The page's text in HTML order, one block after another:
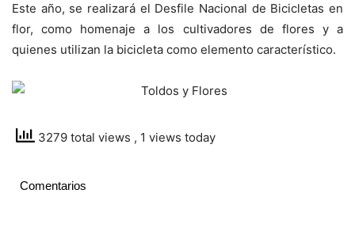
Este año, se realizará el Desfile Nacional de Bicicletas en
flor, como homenaje a los cultivadores de flores y a
quienes utilizan la bicicleta como elemento característico.
3279 total views , 1 views today
Comentarios